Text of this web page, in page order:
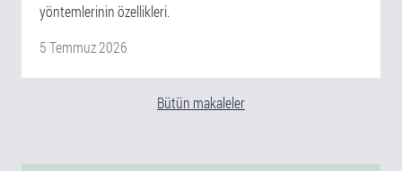
yöntemlerinin özellikleri.
5 Temmuz 2026
Bütün makaleler